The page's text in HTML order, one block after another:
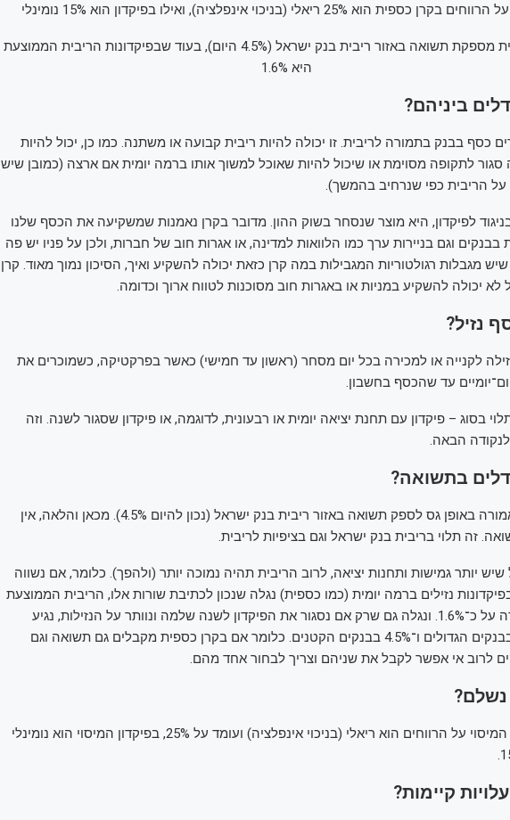
כספית הוא 25% ריאלי (בניכוי אינפלציה), ואילו בפיקדון הוא 15% נומינלי
קרן כספית מספקת תשואה באזור ריבית בנק ישראל (4.5% היום), בעוד שבפיקדונות הריבית הממוצעת
היא 1.6%
ביניהם?
כסף בבנק בתמורה לריבית. זו יכולה להיות ריבית קבועה או משתנה. כמו כן, יכול להיות
לתקופה מסוימת או שיכול להיות שאוכל למשוך אותו ברמה יומית אם ארצה (כמובן שיש
הריבית כפי שנרחיב בהמשך).
לפיקדון, היא מוצר שנסחר בשוק ההון. מדובר בקרן נאמנות שמשקיעה את הכסף שלנו
בבנקים וגם בניירות ערך כמו הלוואות למדינה, או אגרות חוב של חברות, ולכן על פניו יש פה
מגבלות רגולטוריות המגבילות במה קרן כזאת יכולה להשקיע ואיך, הסיכון נמוך מאוד. קרן
יכולה להשקיע במניות או באגרות חוב מסוכנות לטווח ארוך וכדומה.
נזיל?
לקנייה או למכירה בכל יום מסחר (ראשון עד חמישי) כאשר בפרקטיקה, כשמוכרים את
עד שהכסף בחשבון.
בסוג – פיקדון עם תחנת יציאה יומית או רבעונית, לדוגמה, או פיקדון שסגור לשנה. וזה
לנקודה הבאה.
בתשואה?
קרן כספית אמורה באופן גס לספק תשואה באזור ריבית בנק ישראל (נכון להיום 4.5%). מכאן והלאה, אין
זה תלוי בריבית בנק ישראל וגם בציפיות לריבית.
שיש יותר גמישות ותחנות יציאה, לרוב הריבית תהיה נמוכה יותר (ולהפך). כלומר, אם נשווה
נזילים ברמה יומית (כמו כספית) נגלה שנכון לכתיבת שורות אלו, הריבית הממוצעת
בבנקים עמדה על כ־1.6%. ונגלה גם שרק אם נסגור את הפיקדון לשנה שלמה ונוותר על הנזילות, נגיע
לכמעט 4% בבנקים הגדולים ו־4.5% בבנקים הקטנים. כלומר אם בקרן כספית מקבלים גם תשואה וגם
לרוב אי אפשר לקבל את שניהם וצריך לבחור אחד מהם.
בקרן כספית המיסוי על הרווחים הוא ריאלי (בניכוי אינפלציה) ועומד על 25%, בפיקדון המיסוי הוא נומינלי
קיימות?